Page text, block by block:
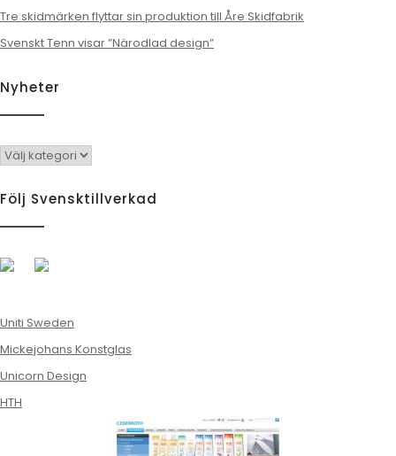
Tre skidmärken flyttar sin produktion till Åre Skidfabrik
Svenskt Tenn visar ”Närodlad design”
Nyheter
Nyheter
Följ Svensktillverkad
Uniti Sweden
Mickejohans Konstglas
Unicorn Design
HTH